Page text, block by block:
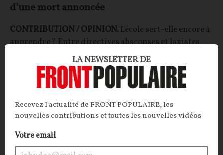
d’une mort annoncée
CONTRIBUTION / OPINION.L'école sert-elle encore à
apprendre ? Entre directives absconses et laxistes,
numérisation à marche forcée, exigence en baisse
constante et épisodes caniculaires mal gérés, la
réponse tend chaque jour plus vers la négative. Notre
contributrice parle d'expérience.
Céline CHOËL
19/07/2026 21 commentaires
OPINIONS
LA NEWSLETTER DE
Recevez l'actualité de FRONT POPULAIRE, les
nouvelles contributions et toutes les nouvelles vidéos
Votre email